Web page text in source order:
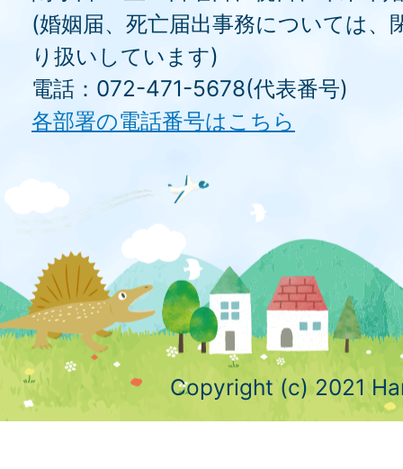
(婚姻届、死亡届出事務については、
り扱いしています)
電話：072-471-5678(代表番号)
各部署の電話番号はこちら
Copyright (c) 2021